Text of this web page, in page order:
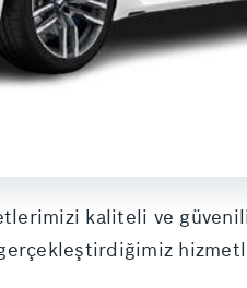
kaliteli ve